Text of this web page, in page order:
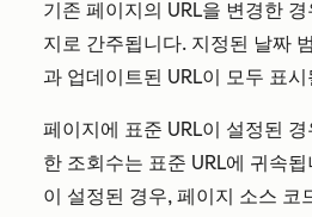
기존 페이지의 URL을 변경한
지로 간주됩니다. 지정된 날짜
과 업데이트된 URL이 모두 표
페이지에 표준 URL이 설정된
한 조회수는 표준 URL에 귀속
이 설정된 경우, 페이지 소스 코